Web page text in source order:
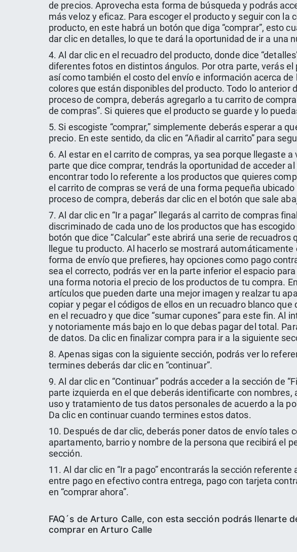
de precios. Aprovecha esta forma de búsqueda y podrás
más veloz y eficaz. Para escoger el producto y seguir con la
producto, en este habrá un botón que diga “comprar”, esto
dar clic en detalles, lo que te dará la oportunidad de ir a una
4. Al dar clic en el recuadro del producto, donde dice
diferentes fotos en distintos ángulos. Por otra parte, verás
así como también el costo del envío e información acerca
colores que están disponibles del producto. Todo lo anterior
proceso de compra, deberás agregarlo a tu carrito de
de compras”. Si quieres que el producto se guarde y lo
5. Si escogiste “comprar,” simplemente deberás esperar a
precio. En este sentido, da clic en “Añadir al carrito” para
6. Al estar en el carrito de compras, ya sea porque llegaste
parte que dice comprar, tendrás la oportunidad de acceder
encontrar todo lo referente a los productos que quieres
el carrito de compras se verá de una forma pequeña
proceso de compra, deberás dar clic en el botón que sale
7. Al dar clic en “Ir a pagar” llegarás al carrito de compras
discriminado de cada uno de los productos que has
botón que dice “Calcular” este abrirá una serie de
llegue tu producto. Al hacerlo se mostrará
forma de envío que prefieres, hay opciones como pago
sea el correcto, podrás ver en la parte inferior el espacio
una forma notoria el precio de los productos de tu compra.
artículos que pueden darte una mejor imagen y realzar tu
copiar y pegar el códigos de ellos en un recuadro blanco
en el recuadro y que dice “sumar cupones” para este fin. Al
y notoriamente más bajo en lo que debas pagar del total.
de datos. Da clic en finalizar compra para ir a la siguiente
8. Apenas sigas con la siguiente sección, podrás ver lo
termines deberás dar clic en “continuar”.
9. Al dar clic en “Continuar” podrás acceder a la sección de
parte izquierda en el que deberás identificarte con
uso y tratamiento de tus datos personales de acuerdo a la
Da clic en continuar cuando termines estos datos.
10. Después de dar clic, deberás poner datos de envío
apartamento, barrio y nombre de la persona que recibirá el
sección.
11. Al dar clic en “Ir a pago” encontrarás la sección
entre pago en efectivo contra entrega, pago con tarjeta
en “comprar ahora”.
FAQ´s de Arturo Calle, con esta sección podrás
comprar en Arturo Calle